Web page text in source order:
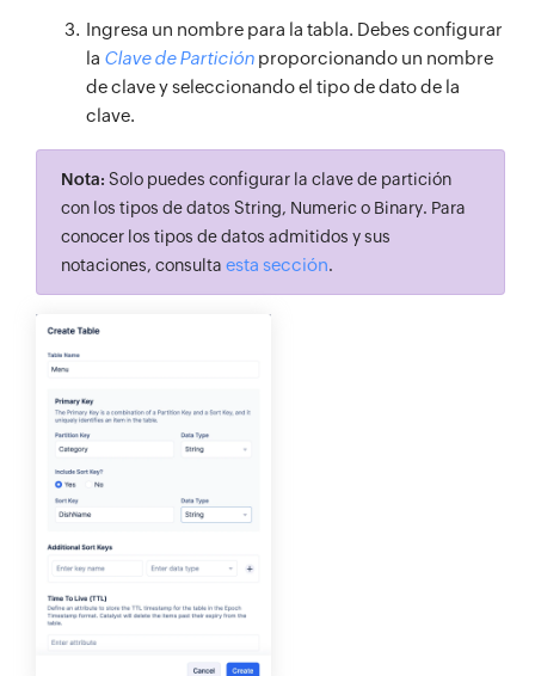
Ingresa un nombre para la tabla. Debes configurar
la Clave de Partición proporcionando un nombre
de clave y seleccionando el tipo de dato de la
clave.
Nota: Solo puedes configurar la clave de partición
con los tipos de datos String, Numeric o Binary. Para
conocer los tipos de datos admitidos y sus
notaciones, consulta esta sección.